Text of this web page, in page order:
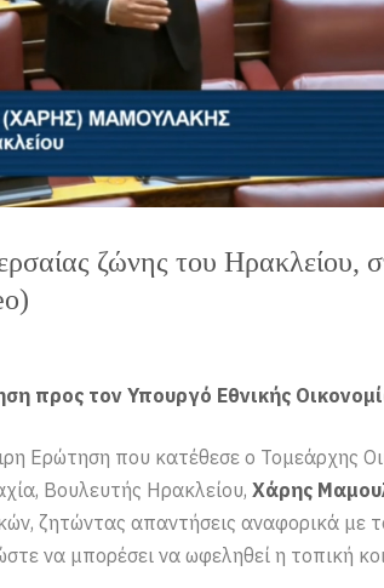
ζώνης του Ηρακλείου,
προς τον Υπουργό Εθνικής
Ερώτηση που κατέθεσε ο Τομεάρχης
Βουλευτής Ηρακλείου, Χάρης
ζητώντας απαντήσεις αναφορικά με
να μπορέσει να ωφεληθεί η τοπική